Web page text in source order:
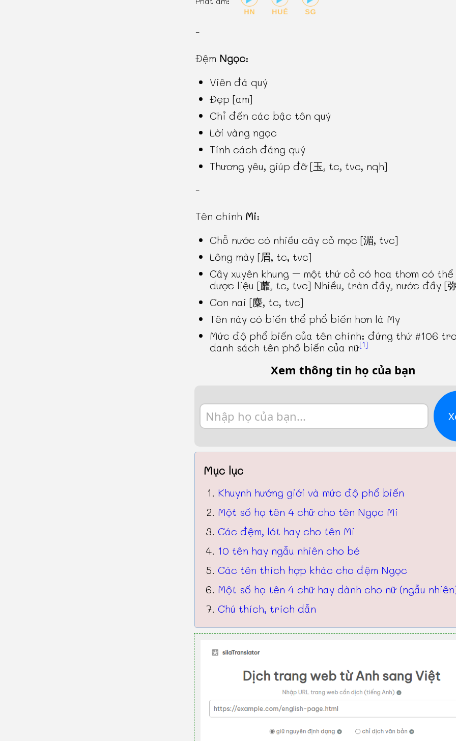
-
Đệm Ngọc:
Viên đá quý
Đẹp [am]
Chỉ đến các bậc tôn quý
Lời vàng ngọc
Tính cách đáng quý
Thương yêu, giúp đỡ [玉, tc, tvc, nqh]
-
Tên chính Mi:
Chỗ nước có nhiều cây cỏ mọc [湄, tvc]
Lông mày [眉, tc, tvc]
Cây xuyên khung – một thứ cỏ có hoa thơm có thể
dược liệu [蘼, tc, tvc] Nhiều, tràn đầy, nước đầy [
Con nai [麋, tc, tvc]
Tên này có biến thể phổ biến hơn là My
Mức độ phổ biến của tên chính: đứng thứ #106
danh sách tên phổ biến của nữ[1]
Xem thông tin họ của bạn
Mục lục
Khuynh hướng giới và mức độ phổ biến
Một số họ tên 4 chữ cho tên Ngọc Mi
Các đệm, lót hay cho tên Mi
10 tên hay ngẫu nhiên cho bé
Các tên thích hợp khác cho đệm Ngọc
Một số họ tên 4 chữ hay dành cho nữ (ngẫu
Chú thích, trích dẫn